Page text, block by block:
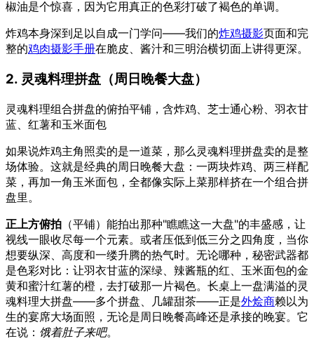
椒油是个惊喜，因为它用真正的色彩打破了褐色的单调。
炸鸡本身深到足以自成一门学问——我们的炸鸡摄影页面和完
整的鸡肉摄影手册在脆皮、酱汁和三明治横切面上讲得更深。
2. 灵魂料理拼盘（周日晚餐大盘）
灵魂料理组合拼盘的俯拍平铺，含炸鸡、芝士通心粉、羽衣甘
蓝、红薯和玉米面包
如果说炸鸡主角照卖的是一道菜，那么灵魂料理拼盘卖的是整
场体验。这就是经典的周日晚餐大盘：一两块炸鸡、两三样配
菜，再加一角玉米面包，全都像实际上菜那样挤在一个组合拼
盘里。
正上方俯拍 （平铺）能拍出那种"瞧瞧这一大盘"的丰盛感，让
视线一眼收尽每一个元素。或者压低到低三分之四角度，当你
想要纵深、高度和一缕升腾的热气时。无论哪种，秘密武器都
是色彩对比：让羽衣甘蓝的深绿、辣酱瓶的红、玉米面包的金
黄和蜜汁红薯的橙，去打破那一片褐色。长桌上一盘满溢的灵
魂料理大拼盘——多个拼盘、几罐甜茶——正是外烩商赖以为
生的宴席大场面照，无论是周日晚餐高峰还是承接的晚宴。它
在说： 饿着肚子来吧。